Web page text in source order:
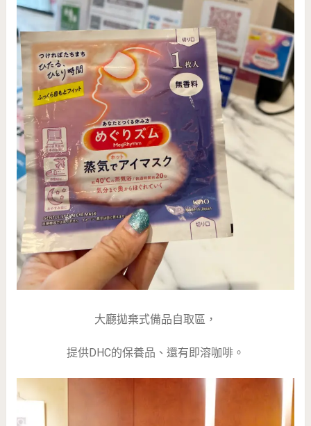
大廳拋棄式備品自取區，
提供DHC的保養品、還有即溶咖啡。